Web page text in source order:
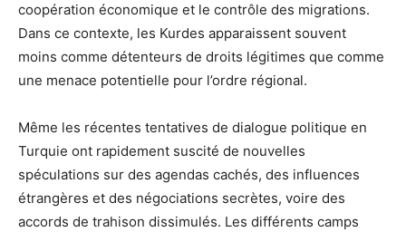
coopération économique et le contrôle des migrations.
Dans ce contexte, les Kurdes apparaissent souvent
moins comme détenteurs de droits légitimes que comme
une menace potentielle pour l’ordre régional.
Même les récentes tentatives de dialogue politique en
Turquie ont rapidement suscité de nouvelles
spéculations sur des agendas cachés, des influences
étrangères et des négociations secrètes, voire des
accords de trahison dissimulés. Les différents camps